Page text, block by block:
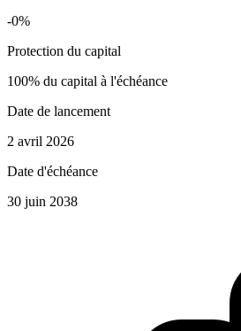
-0%
Protection du capital
100% du capital à l'échéance
Date de lancement
2 avril 2026
Date d'échéance
30 juin 2038